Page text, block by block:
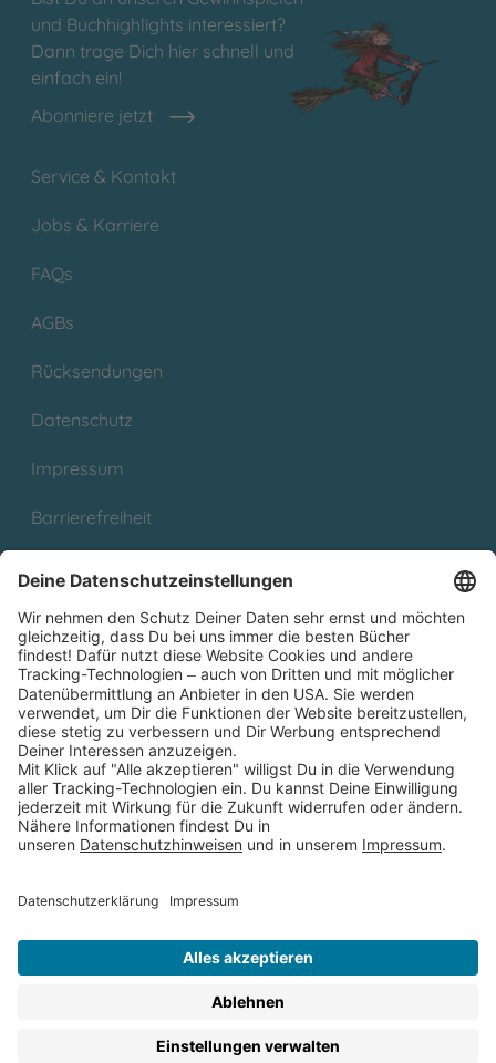
und Buchhighlights interessiert?
Dann trage Dich hier schnell und
einfach ein!
Abonniere jetzt
Service & Kontakt
Jobs & Karriere
FAQs
AGBs
Rücksendungen
Datenschutz
Impressum
Barrierefreiheit
Partnerprogramm (Affiliate)
Folge uns auf
* Versandkostenfrei ab 9,00 € Bestellwert innerhalb
Deutschlands
** Lieferzeit 1-3 Werktage innerhalb Deutschlands
Thienemann-Esslinger Verlag GmbH, Blumenstraße 36, D-70182